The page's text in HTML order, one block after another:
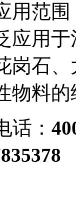
用范
应用
岗石
物料
话：